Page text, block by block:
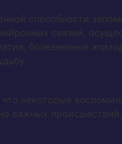
способности
связей,
болезненные
некоторые
важных